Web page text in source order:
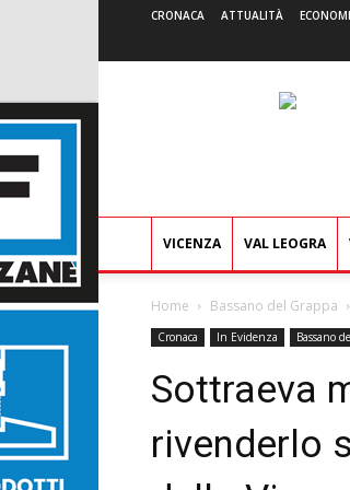
CRONACA ATTUALITÀ
VICENZA VAL LEOGRA
Home Bassano del Grappa
Cronaca In Evidenza Bassano
Sottraeva
rivenderlo